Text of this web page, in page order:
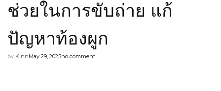
ช่วยในการขับถ่าย แก้
ปัญหาท้องผูก
by KinnMay 29, 2025no comment